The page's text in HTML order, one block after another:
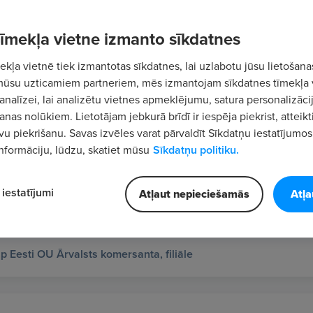
a – nāc veidot mūsu pārdošanas
OU Latvijas filiāle
Eesti OU Ārvalsts komersanta, filiāle
vietne izmanto sīkdatnes
vietnē tiek izmantotas sīkdatnes, lai uzlabotu jūsu
uzticamiem partneriem, mēs izmantojam sīkdatnes tīmekļa
lai analizētu vietnes apmeklējumu, satura
nolūkiem. Lietotājam jebkurā brīdī ir iespēja piekrist,
piekrišanu. Savas izvēles varat pārvaldīt Sīkdatņu
lūdzu, skatiet mūsu Sīkdatņu politiku.
Atļaut nepieciešamās